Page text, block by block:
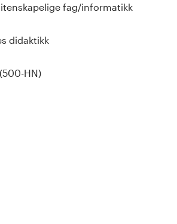
fag/informatikk
didaktikk
HN)